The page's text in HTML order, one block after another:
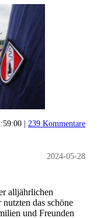
| 239 Kommentare
2024-05-28
alljährlichen
das schöne
und Freunden